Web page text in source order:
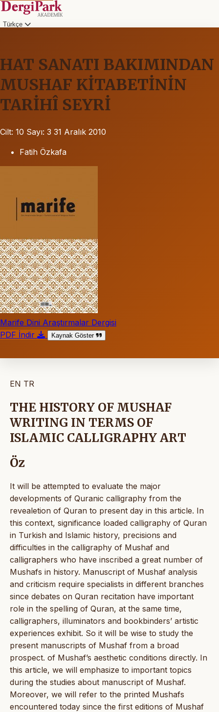
Türkçe
HAT SANATI BAKIMINDAN
MUSHAF KİTABETİNİN
TARİHÎ SEYRİ
Cilt: 10 Sayı: 3 31 Aralık 2010
Fatih Özkafa
Marife Dini Araştırmalar Dergisi
PDF İndir
Kaynak Göster
EN TR
THE HISTORY OF MUSHAF
WRITING IN TERMS OF
ISLAMIC CALLIGRAPHY ART
Öz
It will be attempted to evaluate the major
developments of Quranic calligraphy from the
revealetion of Quran to present day in this article. In
this context, significance loaded calligraphy of Quran
in Turkish and Islamic history, precisions and
difficulties in the calligraphy of Mushaf and
calligraphers who have inscribed a great number of
Mushafs in history. Manuscript of Mushaf analysis
and criticism require specialists in different branches
since debates on Quran recitation have important
role in the spelling of Quran, at the same time,
calligraphers, illuminators and bookbinders’ artistic
experiences exhibit. So it will be wise to study the
present manuscripts of Mushaf from a broad
prospect. of Mushaf’s aesthetic conditions directly. In
this article, we will emphasize to important topics
during the studies about manuscript of Mushaf.
Moreover, we will refer to the printed Mushafs
encountered today since the first editions of Mushaf